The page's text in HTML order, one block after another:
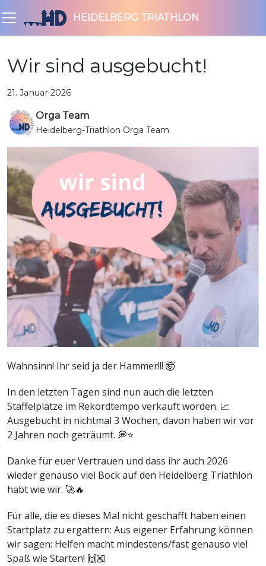
HEIDELBERG TRIATHLON
Wir sind ausgebucht!
21. Januar 2026
Orga Team
Heidelberg-Triathlon Orga Team
Wahnsinn! Ihr seid ja der Hammer!!! 🤯
In den letzten Tagen sind nun auch die letzten
Staffelplätze im Rekordtempo verkauft worden. 📈
Ausgebucht in nichtmal 3 Wochen, davon haben wir vor
2 Jahren noch geträumt. 💭⭐
Danke für euer Vertrauen und dass ihr auch 2026
wieder genauso viel Bock auf den Heidelberg Triathlon
habt wie wir. 🚀🔥
Für alle, die es dieses Mal nicht geschafft haben einen
Startplatz zu ergattern: Aus eigener Erfahrung können
wir sagen: Helfen macht mindestens/fast genauso viel
Spaß wie Starten! 🙌🏼